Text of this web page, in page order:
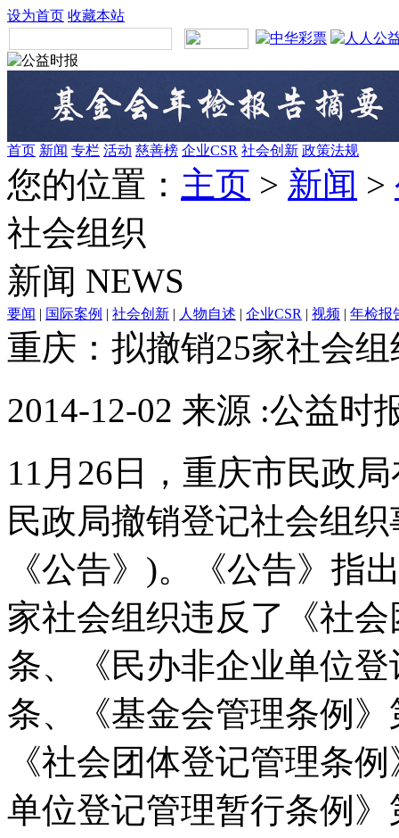
设为首页 收藏本站
首页 新闻 专栏 活动 慈善榜 企业CSR 社会创新 政策法规
您的位置： 主页 > 新闻 >
社会组织
新闻 NEWS
要闻 | 国际案例 | 社会创新 | 人物自述 | 企业CSR | 视频 | 年检报
重庆：拟撤销25家社会组
2014-12-02 来源 :公益时
11月26日，重庆市民政
民政局撤销登记社会组
《公告》)。《公告》指
家社会组织违反了《社
条、《民办非企业单位
条、《基金会管理条例
《社会团体登记管理条
单位登记管理暂行条例